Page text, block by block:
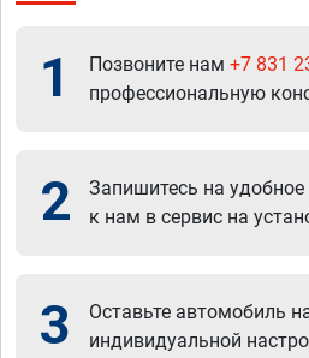
1 Позвоните нам +7 831
профессиональную
2
Запишитесь на
к нам в сервис на
3
Оставьте автомобиль
индивидуальной